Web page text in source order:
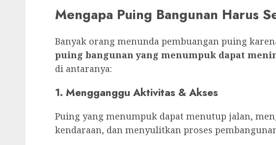
Mengapa Puing Bangunan Harus
Banyak orang menunda pembuangan puing
puing bangunan yang menumpuk dapat
di antaranya:
1. Mengganggu Aktivitas & Akses
Puing yang menumpuk dapat menutup jalan,
kendaraan, dan menyulitkan proses